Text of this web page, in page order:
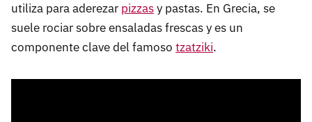
utiliza para aderezar pizzasy pastas. En Grecia, se
suele rociar sobre ensaladas frescas y es un
componente clave del famoso tzatziki.